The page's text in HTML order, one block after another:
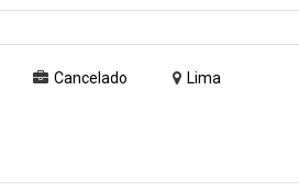
Cancelado Lima